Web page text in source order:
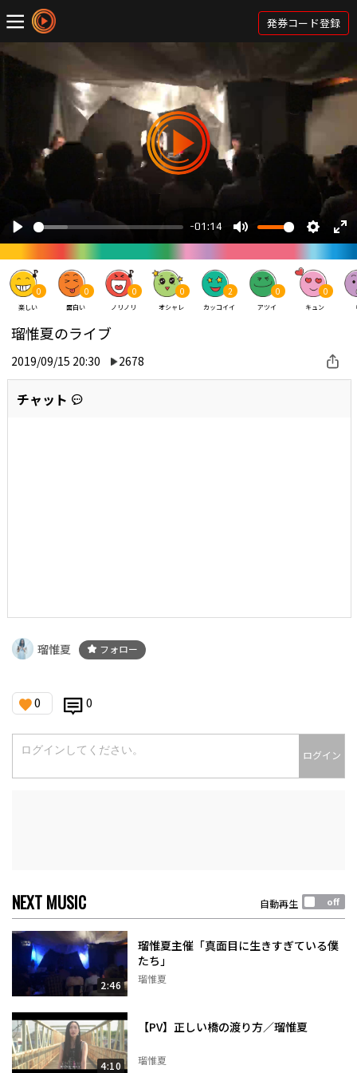
発券コード登録
0
楽しい
0
面白い
0
ノリノリ
0
オシャレ
2
カッコイイ
0
アツイ
0
キュン
瑠惟夏のライブ
2019/09/15 20:30 2678
チャット
瑠惟夏 フォロー
0 0
ログイン
NEXT MUSIC 自動再生
2:46
瑠惟夏主催「真面目に生きすぎている僕
たち」
瑠惟夏
4:10
【PV】正しい橋の渡り方／瑠惟夏
瑠惟夏